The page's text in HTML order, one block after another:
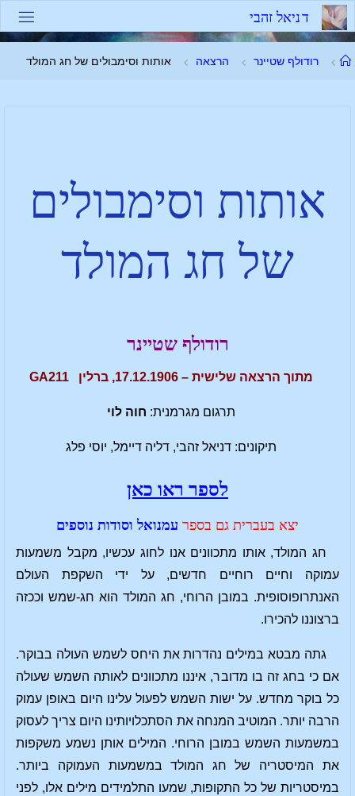
דניאל זהבי
רודולף שטיינר הרצאה אותות וסימבולים של חג המולד
אותות וסימבולים
של חג המולד
רודולף שטיינר
מתוך הרצאה שלישית – 17.12.1906, ברלין GA211
תרגום מגרמנית: חוה לוי
תיקונים: דניאל זהבי, דליה דיימל, יוסי פלג
לספר ראו כאן
יצא בעברית גם בספר עמנואל וסודות נוספים
חג המולד, אותו מתכוונים אנו לחוג עכשיו, מקבל משמעות
עמוקה וחיים רוחיים חדשים, על ידי השקפת העולם
האנתרופוסופית. במובן הרוחי, חג המולד הוא חג-שמש וככזה
ברצוננו להכירו.
גתה מבטא במילים נהדרות את היחס לשמש העולה בבוקר.
אם כי בחג זה בו מדובר, איננו מתכוונים לאותה השמש שעולה
כל בוקר מחדש. על ישות השמש לפעול עלינו היום באופן עמוק
הרבה יותר. המוטיב המנחה את הסתכלויותינו היום צריך לעסוק
במשמעות השמש במובן הרוחי. המילים אותן נשמע משקפות
את המיסטריה של חג המולד במשמעות העמוקה ביותר.
במיסטריות של כל התקופות, שמעו התלמידים מילים אלו, לפני